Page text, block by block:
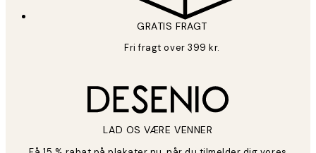
GRATIS FRAGT
Fri fragt over 399 kr.
LAD OS VÆRE VENNER